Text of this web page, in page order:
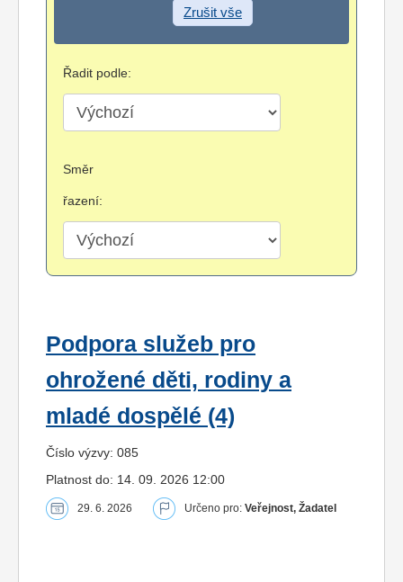
Zrušit vše
Řadit podle:
Směr
řazení:
Podpora služeb pro
ohrožené děti, rodiny a
mladé dospělé (4)
Číslo výzvy: 085
Platnost do: 14. 09. 2026 12:00
29. 6. 2026 Určeno pro: Veřejnost, Žadatel